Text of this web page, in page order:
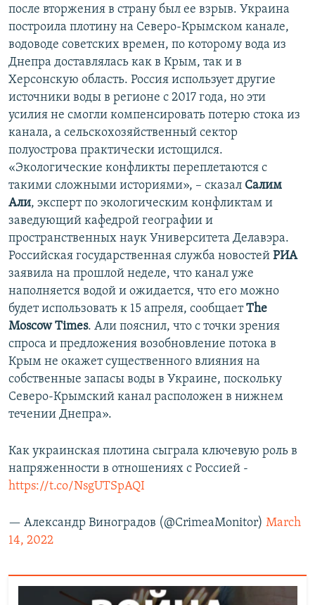
после вторжения в страну был ее взрыв. Украина
построила плотину на Северо-Крымском канале,
водоводе советских времен, по которому вода из
Днепра доставлялась как в Крым, так и в
Херсонскую область. Россия использует другие
источники воды в регионе с 2017 года, но эти
усилия не смогли компенсировать потерю стока из
канала, а сельскохозяйственный сектор
полуострова практически истощился.
«Экологические конфликты переплетаются с
такими сложными историями», – сказал Салим
Али, эксперт по экологическим конфликтам и
заведующий кафедрой географии и
пространственных наук Университета Делавэра.
Российская государственная служба новостей РИА
заявила на прошлой неделе, что канал уже
наполняется водой и ожидается, что его можно
будет использовать к 15 апреля, сообщаетThe
Moscow Times. Али пояснил, что с точки зрения
спроса и предложения возобновление потока в
Крым не окажет существенного влияния на
собственные запасы воды в Украине, поскольку
Северо-Крымский канал расположен в нижнем
течении Днепра».
Как украинская плотина сыграла ключевую роль в
напряженности в отношениях с Россией -
https://t.co/NsgUTSpAQI
— Александр Виноградов (@CrimeaMonitor) March
14, 2022